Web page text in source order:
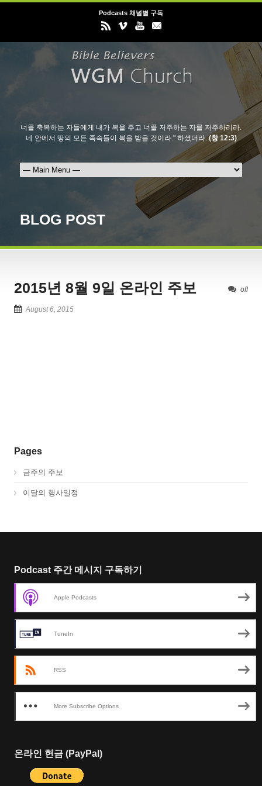
Podcasts 채널별 구독
너를 축복하는 자들에게 내가 복을 주고 너를 저주하는 자를 저주하리라.
네 안에서 땅의 모든 족속들이 복을 받을 것이라." 하셨더라.(창 12:3)
BLOG POST
off
2015년 8월 9일 온라인 주보
August 6, 2015
Pages
금주의 주보
이달의 행사일정
Podcast 주간 메시지 구독하기
Apple Podcasts
TuneIn
RSS
More Subscribe Options
온라인 헌금 (PayPal)